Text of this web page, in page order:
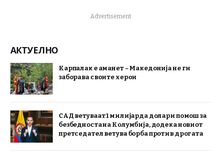
Advertisement
АКТУЕЛНО
Карпалак е аманет – Македонија не ги
заборава своите херои
САД ветуваат 1 милијарда долари помош за
безбедноста на Колумбија, додека новиот
претседател ветува борба против дрогата